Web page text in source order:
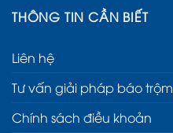
THÔNG TIN CẦN BIẾT
Liên hệ
Tư vấn giải pháp báo trộm
Chính sách điều khoản